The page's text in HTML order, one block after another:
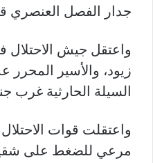
جدار الفصل العنصري
واعتقل جيش الاحتلال
زيود، والأسير المحرر
السيلة الحارثية غرب
واعتقلت قوات
مرعي للضغط على